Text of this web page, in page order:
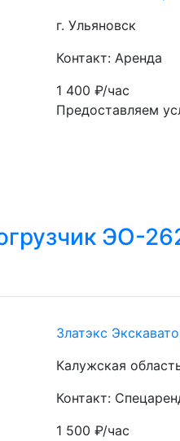
г. Ульяновск
Контакт: Аренда
1 400 ₽/час
Предоставляем
ЭО-
Златэкс
Калужская
Контакт:
1 500 ₽/час